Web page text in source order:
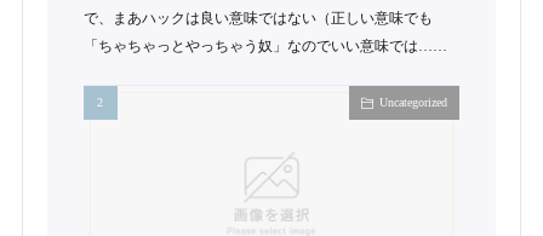
で、まあハックは良い意味ではない（正しい意味でも
「ちゃちゃっとやっちゃう奴」なのでいい意味では……
Uncategorized